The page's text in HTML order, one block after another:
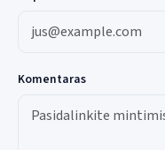
Komentaras